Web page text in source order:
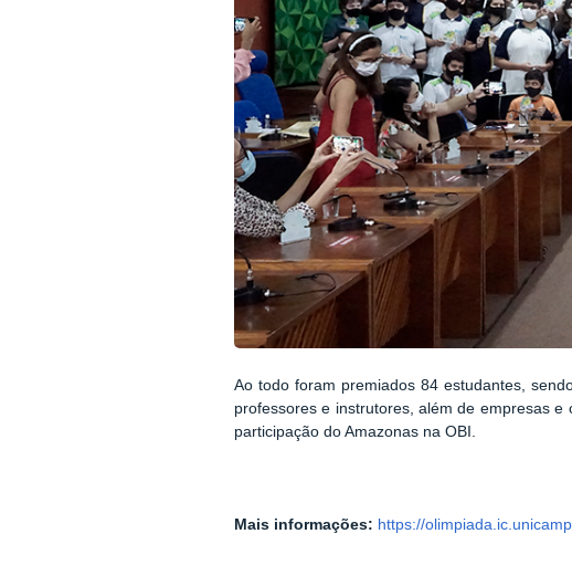
Ao todo foram premiados 84 estudantes,
professores e instrutores, além de empresas
participação do Amazonas na OBI.
Mais informações: https://